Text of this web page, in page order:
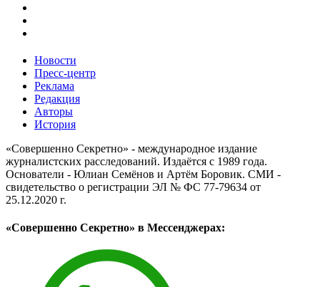
Новости
Пресс-центр
Реклама
Редакция
Авторы
История
«Совершенно Секретно» - международное издание
журналистских расследований. Издаётся с 1989 года.
Основатели - Юлиан Семёнов и Артём Боровик. CМИ -
свидетельство о регистрации ЭЛ № ФС 77-79634 от
25.12.2020 г.
«Совершенно Секретно» в Мессенджерах: